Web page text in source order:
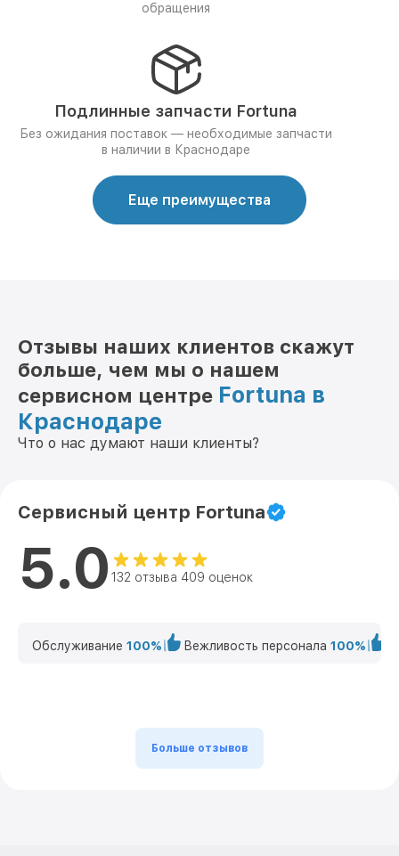
обращения
Подлинные запчасти Fortuna
Без ожидания поставок — необходимые запчасти
в наличии в Краснодаре
Еще преимущества
Отзывы наших клиентов скажут
больше, чем мы о нашем
сервисном центре Fortuna в
Краснодаре
Что о нас думают наши клиенты?
Сервисный центр Fortuna
5.0 132 отзыва 409 оценок
Обслуживание 100% Вежливость персонала 100%
Больше отзывов